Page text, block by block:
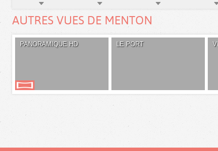
AUTRES VUES DE MENTON
PANORAMIQUE HD LE PORT